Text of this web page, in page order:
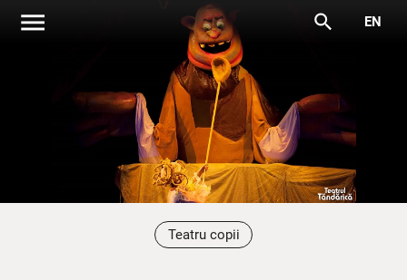
menu search EN
Teatru copii